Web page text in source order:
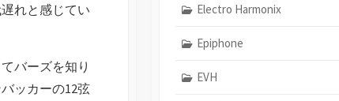
れと感じてい
バーズを知り
ッカーの12弦
Electro Harmonix
Epiphone
EVH